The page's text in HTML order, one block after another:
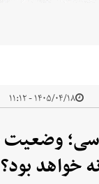
۱۴۰۵/۰۴/۱۸ - ۱۱:۱۲
خواهد بود؟